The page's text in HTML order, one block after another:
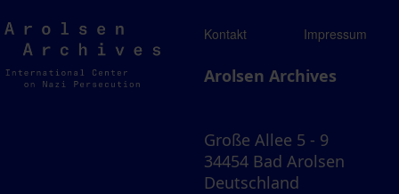
Arolsen
Archives
Kontakt Impressum
Arolsen Archives
Große Allee 5 - 9
34454 Bad Arolsen
Deutschland